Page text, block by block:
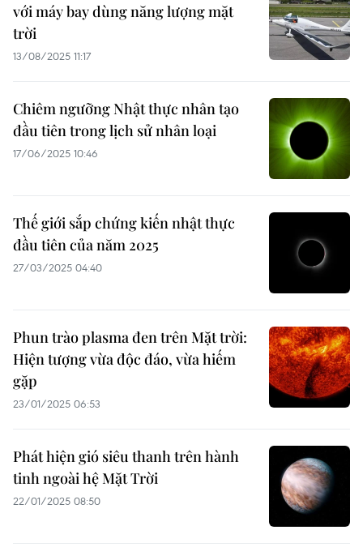
với máy bay dùng năng lượng mặt
trời
13/08/2025 11:17
Chiêm ngưỡng Nhật thực nhân tạo
đầu tiên trong lịch sử nhân loại
17/06/2025 10:46
Thế giới sắp chứng kiến nhật thực
đầu tiên của năm 2025
27/03/2025 04:40
Phun trào plasma đen trên Mặt trời:
Hiện tượng vừa độc đáo, vừa hiếm
gặp
23/01/2025 06:53
Phát hiện gió siêu thanh trên hành
tinh ngoài hệ Mặt Trời
22/01/2025 08:50